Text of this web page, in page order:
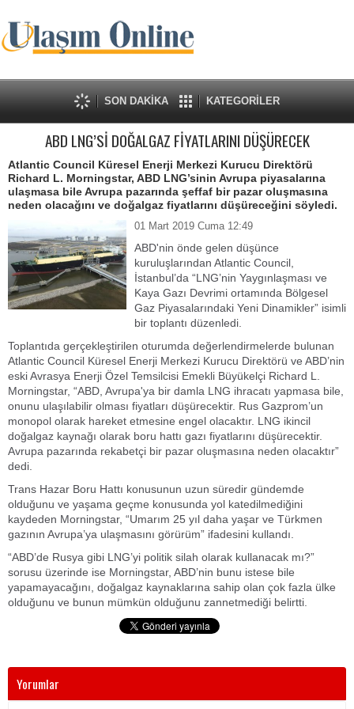
SON DAKİKA KATEGORİLER
ABD LNG’Sİ DOĞALGAZ FİYATLARINI DÜŞÜRECEK
Atlantic Council Küresel Enerji Merkezi Kurucu Direktörü
Richard L. Morningstar, ABD LNG’sinin Avrupa piyasalarına
ulaşmasa bile Avrupa pazarında şeffaf bir pazar oluşmasına
neden olacağını ve doğalgaz fiyatlarını düşüreceğini söyledi.
01 Mart 2019 Cuma 12:49
ABD'nin önde gelen düşünce
kuruluşlarından Atlantic Council,
İstanbul’da “LNG’nin Yaygınlaşması ve
Kaya Gazı Devrimi ortamında Bölgesel
Gaz Piyasalarındaki Yeni Dinamikler” isimli
bir toplantı düzenledi.
Toplantıda gerçekleştirilen oturumda değerlendirmelerde bulunan
Atlantic Council Küresel Enerji Merkezi Kurucu Direktörü ve ABD’nin
eski Avrasya Enerji Özel Temsilcisi Emekli Büyükelçi Richard L.
Morningstar, “ABD, Avrupa'ya bir damla LNG ihracatı yapmasa bile,
onunu ulaşılabilir olması fiyatları düşürecektir. Rus Gazprom’un
monopol olarak hareket etmesine engel olacaktır. LNG ikincil
doğalgaz kaynağı olarak boru hattı gazı fiyatlarını düşürecektir.
Avrupa pazarında rekabetçi bir pazar oluşmasına neden olacaktır”
dedi.
Trans Hazar Boru Hattı konusunun uzun süredir gündemde
olduğunu ve yaşama geçme konusunda yol katedilmediğini
kaydeden Morningstar, “Umarım 25 yıl daha yaşar ve Türkmen
gazının Avrupa’ya ulaşmasını görürüm” ifadesini kullandı.
“ABD’de Rusya gibi LNG’yi politik silah olarak kullanacak mı?”
sorusu üzerinde ise Morningstar, ABD’nin bunu istese bile
yapamayacağını, doğalgaz kaynaklarına sahip olan çok fazla ülke
olduğunu ve bunun mümkün olduğunu zannetmediği belirtti.
Yorumlar